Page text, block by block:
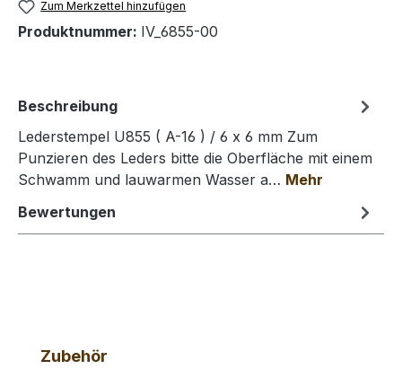
Zum Merkzettel hinzufügen
Produktnummer: IV_6855-00
Beschreibung
Lederstempel U855 ( A-16 ) / 6 x 6 mm Zum
Punzieren des Leders bitte die Oberfläche mit einem
Schwamm und lauwarmen Wasser a… Mehr
Bewertungen
Produktgalerie überspringen
Zubehör